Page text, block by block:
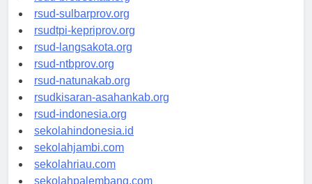
rsud-brebeskab.org
rsud-sulbarprov.org
rsudtpi-kepriprov.org
rsud-langsakota.org
rsud-ntbprov.org
rsud-natunakab.org
rsudkisaran-asahankab.org
rsud-indonesia.org
sekolahindonesia.id
sekolahjambi.com
sekolahriau.com